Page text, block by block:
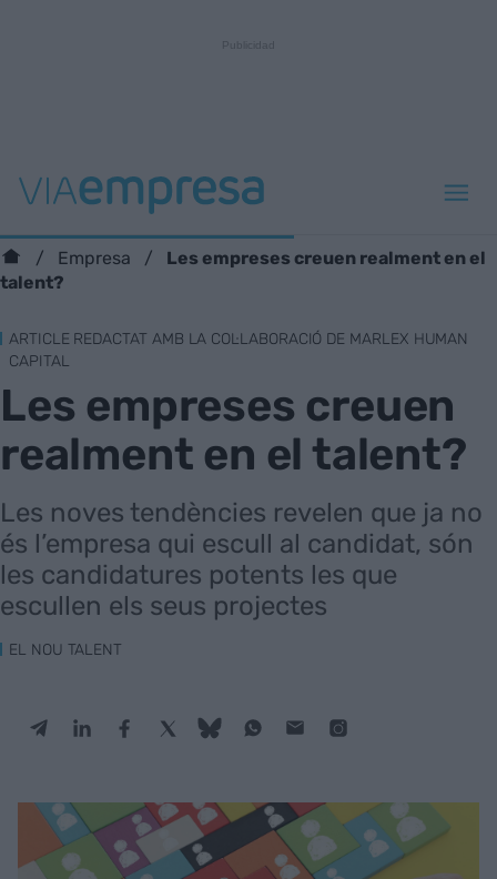
Empresa
Les empreses creuen realment en el
talent?
ARTICLE REDACTAT AMB LA COL·LABORACIÓ DE MARLEX HUMAN
CAPITAL
Les empreses creuen
realment en el talent?
Les noves tendències revelen que ja no
és l’empresa qui escull al candidat, són
les candidatures potents les que
escullen els seus projectes
EL NOU TALENT